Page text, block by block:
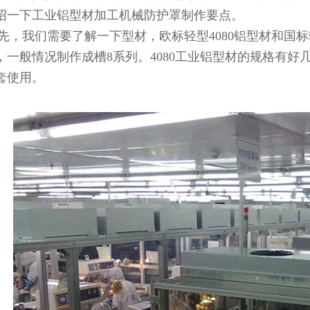
一下工业铝型材加工机械防护罩制作要点。
们需要了解一下型材，欧标轻型4080铝型材和国标
一般情况制作成槽8系列。4080工业铝型材的规格有好
使用。